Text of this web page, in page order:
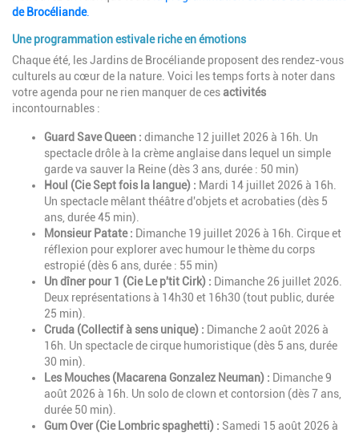
de Brocéliande.
Une programmation estivale riche en émotions
Chaque été, les Jardins de Brocéliande proposent des rendez-vous
culturels au cœur de la nature. Voici les temps forts à noter dans
votre agenda pour ne rien manquer de cesactivités
incontournables :
Guard Save Queen : dimanche 12 juillet 2026 à 16h. Un
spectacle drôle à la crème anglaise dans lequel un simple
garde va sauver la Reine (dès 3 ans, durée : 50 min)
Houl (Cie Sept fois la langue) : Mardi 14 juillet 2026 à 16h.
Un spectacle mêlant théâtre d'objets et acrobaties (dès 5
ans, durée 45 min).
Monsieur Patate : Dimanche 19 juillet 2026 à 16h. Cirque et
réflexion pour explorer avec humour le thème du corps
estropié (dès 6 ans, durée : 55 min)
Un dîner pour 1 (Cie Le p'tit Cirk) : Dimanche 26 juillet 2026.
Deux représentations à 14h30 et 16h30 (tout public, durée
25 min).
Cruda (Collectif à sens unique) : Dimanche 2 août 2026 à
16h. Un spectacle de cirque humoristique (dès 5 ans, durée
30 min).
Les Mouches (Macarena Gonzalez Neuman) : Dimanche 9
août 2026 à 16h. Un solo de clown et contorsion (dès 7 ans,
durée 50 min).
Gum Over (Cie Lombric spaghetti) : Samedi 15 août 2026 à